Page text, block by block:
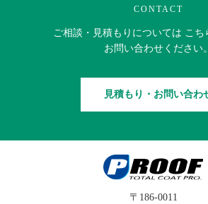
CONTACT
ご相談・見積もりについては こち
お問い合わせください。
見積もり・お問い合わ
〒186-0011